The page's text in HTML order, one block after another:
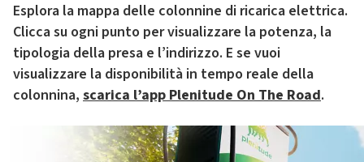
Esplora la mappa delle colonnine di ricarica elettrica.
Clicca su ogni punto per visualizzare la potenza, la
tipologia della presa e l’indirizzo. E se vuoi
visualizzare la disponibilità in tempo reale della
colonnina, scarica l’app Plenitude On The Road.